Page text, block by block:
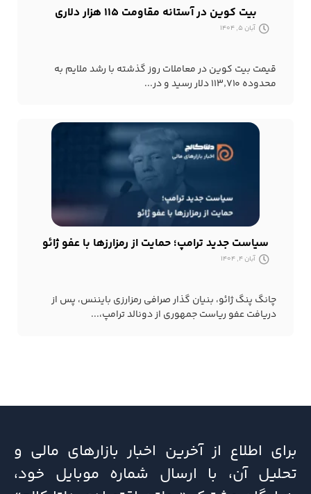
بیت کوین در آستانه مقاومت ۱۱۵ هزار دلاری
آبان 5, 1404
قیمت بیت کوین در معاملات روز گذشته با رشد ملایم به
محدوده ۱۱۳٬۷۱۰ دلار رسید و در...
سیاست جدید ترامپ؛ حمایت از رمزارزها با عفو ژائو
آبان 4, 1404
چانگ پنگ ژائو، بنیان گذار صرافی رمزارزی بایننس، پس از
دریافت عفو ریاست جمهوری از دونالد ترامپ،...
برای اطلاع از آخرین اخبار بازارهای مالی و
تحلیل آن، با ارسال شماره موبایل خود،